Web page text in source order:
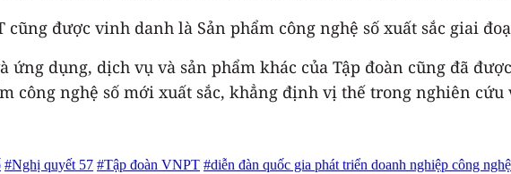
cũng được vinh danh là Sản phẩm công nghệ số xuất sắc giai
ứng dụng, dịch vụ và sản phẩm khác của Tập đoàn cũng đã
công nghệ số mới xuất sắc, khẳng định vị thế trong nghiên
#Nghị quyết 57 #Tập đoàn VNPT #diễn đàn quốc gia phát triển doanh nghiệp công